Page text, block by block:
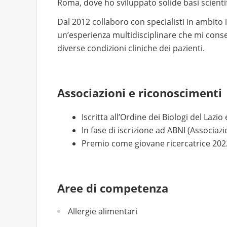
Roma, dove ho sviluppato solide basi
Dal 2012 collaboro con specialisti in
un’esperienza multidisciplinare che mi
diverse condizioni cliniche dei pazienti.
Associazioni e riconoscimenti
Iscritta all’Ordine dei Biologi del Lazio
In fase di iscrizione ad ABNI
Premio come giovane ricercatrice
Aree di competenza
Allergie alimentari